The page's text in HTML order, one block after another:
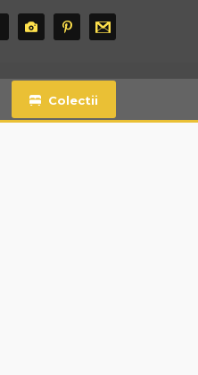
Colectii